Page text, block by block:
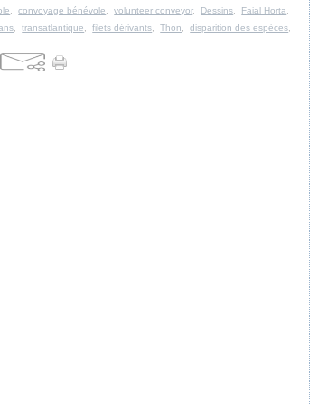
,convoyage bénévole ,volunteer conveyor, Dessins Faial Horta
,transatlantique ,filets dérivants ,Thon ,disparition des espèces